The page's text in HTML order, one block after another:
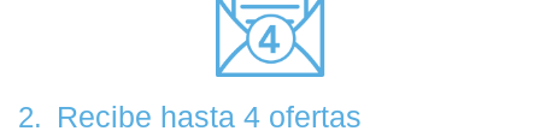
2. Recibe hasta 4 ofertas